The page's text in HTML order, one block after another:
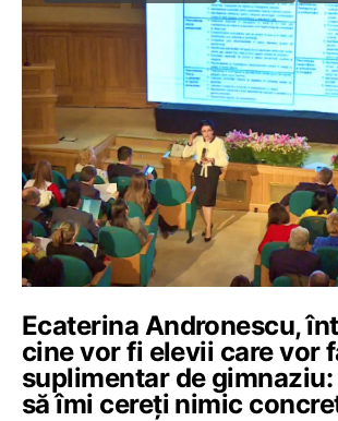
Ecaterina Andronescu,
cine vor fi elevii care vor
suplimentar de
să îmi cereți nimic